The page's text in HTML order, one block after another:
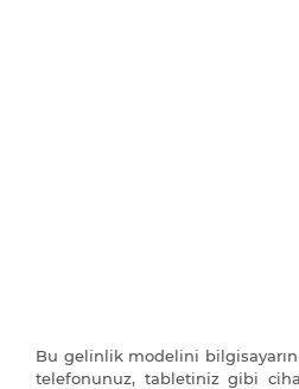
Bu gelinlik modelini
telefonunuz, tabletiniz gibi